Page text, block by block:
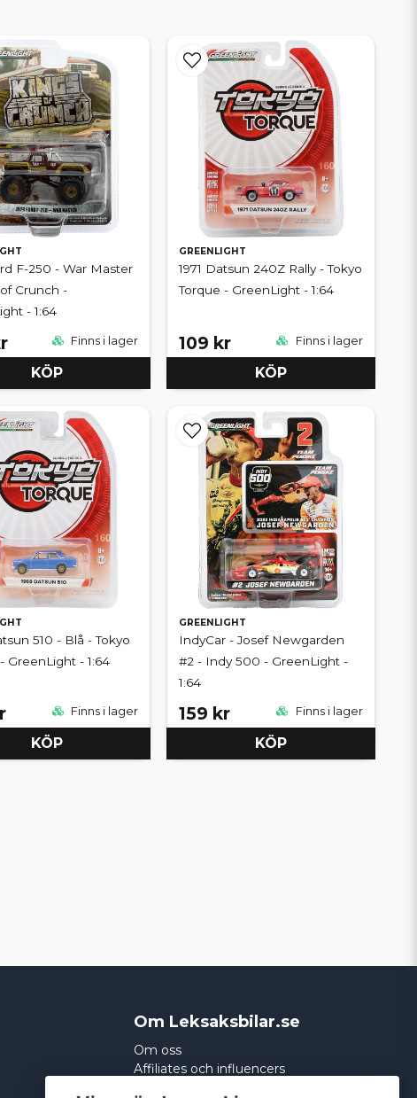
F-250 - War Master
Crunch -
- 1:64
Finns i lager
KÖP
GREENLIGHT
1971 Datsun 240Z Rally - Tokyo
Torque - GreenLight - 1:64
109 kr Finns i lager
KÖP
510 - Blå - Tokyo
GreenLight - 1:64
Finns i lager
KÖP
GREENLIGHT
IndyCar - Josef Newgarden
#2 - Indy 500 - GreenLight -
1:64
159 kr Finns i lager
KÖP
Om Leksaksbilar.se
Om oss
Affiliates och influencers